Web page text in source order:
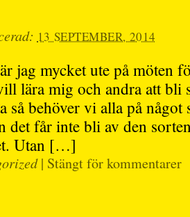
13 SEPTEMBER, 2014
jag mycket ute på möten
lära mig och andra att bli
så behöver vi alla på något
det får inte bli av den
Utan […]
| Stängt för kommentarer